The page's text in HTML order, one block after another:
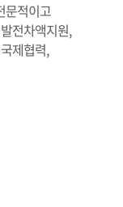
문적이고
전차액지원,
제협력,